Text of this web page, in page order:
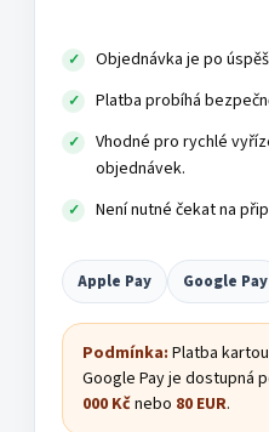
Objednávka je po
Platba probíhá
Vhodné pro rychlé
objednávek.
Není nutné čekat na
Apple Pay Google Pay
Podmínka: Platba
Google Pay je dostupná
000 Kčnebo 80 EUR.